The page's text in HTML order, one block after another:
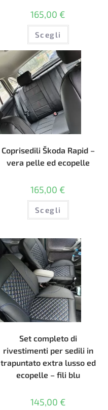
165,00 €
Scegli
Questo
ha
più
varianti.
Le
opzioni
possono
essere
scelte
nella
Coprisedili Škoda Rapid –
vera pelle ed ecopelle
165,00 €
Scegli
Questo
ha
Le
opzioni
possono
essere
scelte
nella
pagina
del
prodotto
Set completo di
rivestimenti per sedili in
trapuntato extra lusso ed
ecopelle – fili blu
145,00 €